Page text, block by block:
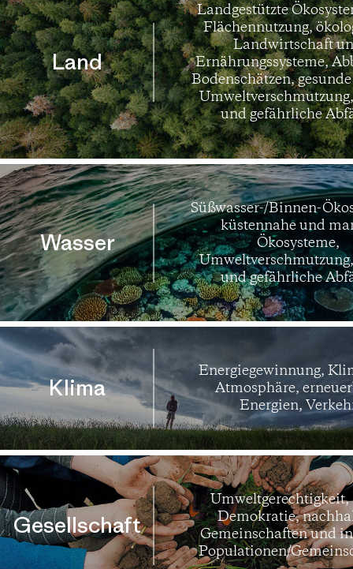
Land
Landgestützte
Flächennutzung,
Landwirtschaft
Ernährungssysteme,
Bodenschätzen,
und gefährliche
Wasser
Süßwasser-/Binnen-
küstennahe und
Ökosysteme,
und gefährliche
Klima
Energiegewinnung,
Atmosphäre,
Energien,
Gesellschaft
Umweltgerechtigkeit,
Demokratie,
Gemeinschaften und
Populationen/